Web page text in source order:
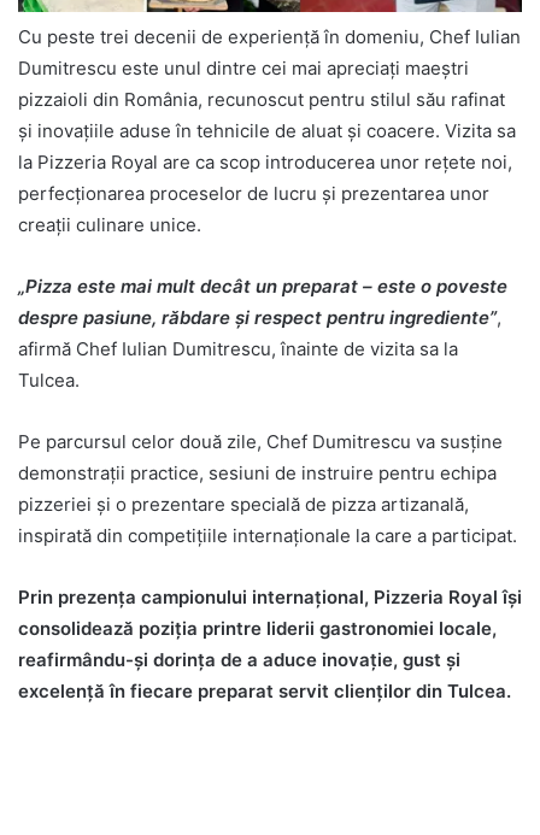
Cu peste trei decenii de experiență în domeniu, Chef Iulian
Dumitrescu este unul dintre cei mai apreciați maeștri
pizzaioli din România, recunoscut pentru stilul său rafinat
și inovațiile aduse în tehnicile de aluat și coacere. Vizita sa
la Pizzeria Royal are ca scop introducerea unor rețete noi,
perfecționarea proceselor de lucru și prezentarea unor
creații culinare unice.
„Pizza este mai mult decât un preparat – este o poveste
despre pasiune, răbdare și respect pentru ingrediente”,
afirmă Chef Iulian Dumitrescu, înainte de vizita sa la
Tulcea.
Pe parcursul celor două zile, Chef Dumitrescu va susține
demonstrații practice, sesiuni de instruire pentru echipa
pizzeriei și o prezentare specială de pizza artizanală,
inspirată din competițiile internaționale la care a participat.
Prin prezența campionului internațional, Pizzeria Royal își
consolidează poziția printre liderii gastronomiei locale,
reafirmându-și dorința de a aduce inovație, gust și
excelență în fiecare preparat servit clienților din Tulcea.